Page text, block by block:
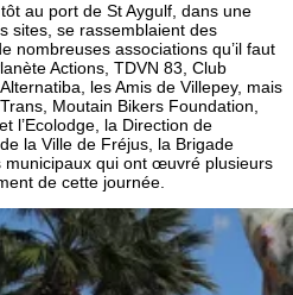
au port de St Aygulf, dans une
sites, se rassemblaient des
nombreuses associations qu’il faut
Actions, TDVN 83, Club
les Amis de Villepey, mais
Moutain Bikers Foundation,
l’Ecolodge, la Direction de
la Ville de Fréjus, la Brigade
municipaux qui ont œuvré plusieurs
de cette journée.